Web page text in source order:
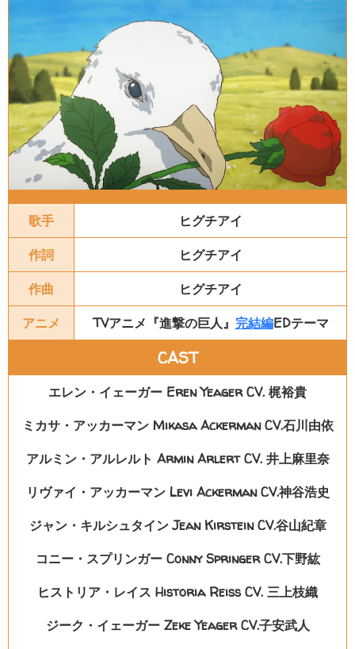
歌手
ヒグチアイ
作詞
ヒグチアイ
作曲
ヒグチアイ
アニメ
TVアニメ『進撃の巨人』 完結編EDテーマ
CAST
エレン・イェーガー Eren Yeager CV. 梶裕貴
ミカサ・アッカーマン Mikasa Ackerman CV.石川由依
アルミン・アルレルト Armin Arlert CV. 井上麻里奈
リヴァイ・アッカーマン Levi Ackerman CV.神谷浩史
ジャン・キルシュタイン Jean Kirstein CV.谷山紀章
コニー・スプリンガー Conny Springer CV.下野紘
ヒストリア・レイス Historia Reiss CV. 三上枝織
ジーク・イェーガー Zeke Yeager CV.子安武人